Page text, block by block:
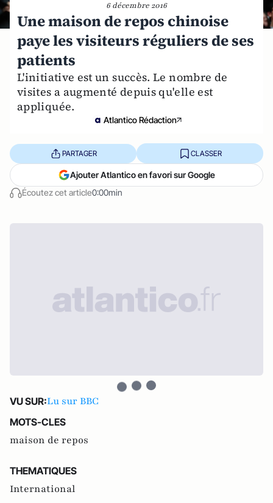
6 décembre 2016
Une maison de repos chinoise
paye les visiteurs réguliers de ses
patients
L'initiative est un succès. Le nombre de
visites a augmenté depuis qu'elle est
appliquée.
Atlantico Rédaction
Écoutez cet article0:00min
PARTAGER CLASSER
Ajouter Atlantico en favori sur Google
VU SUR:Lu sur BBC
MOTS-CLES
maison de repos
THEMATIQUES
International